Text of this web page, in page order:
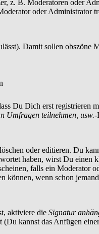
z. B. Moderatoren oder
oder Administrator
Damit sollen obszöne
Du Dich erst registrieren
Umfragen teilnehmen, usw.-
oder editieren. Du
haben, wirst Du einen
falls ein Moderator
können, wenn schon
aktiviere die Signatur
kannst das Anfügen